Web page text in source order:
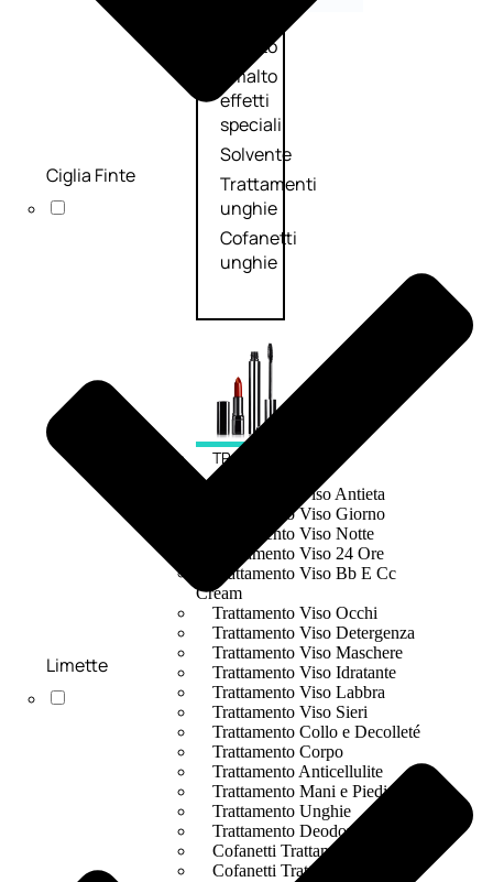
Smalto
Smalto
effetti
speciali
Solvente
Trattamenti
unghie
Cofanetti
unghie
TRATTAMENTI
Trattamento Viso Antieta
Trattamento Viso Giorno
Trattamento Viso Notte
Trattamento Viso 24 Ore
Trattamento Viso Bb E Cc
Cream
Trattamento Viso Occhi
Trattamento Viso Detergenza
Trattamento Viso Maschere
Trattamento Viso Idratante
Trattamento Viso Labbra
Trattamento Viso Sieri
Trattamento Collo e Decolleté
Trattamento Corpo
Trattamento Anticellulite
Trattamento Mani e Piedi
Trattamento Unghie
Trattamento Deodoranti
Cofanetti Trattamento Viso
Cofanetti Trattamento Corpo
Ciglia Finte
Limette